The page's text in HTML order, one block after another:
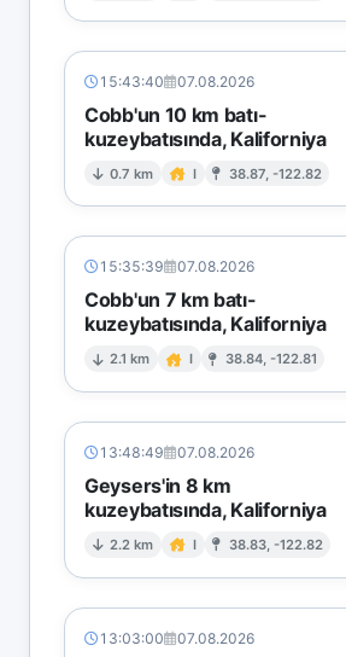
15:43:40 07.08.2026
Cobb'un 10 km batı-
kuzeybatısında, Kaliforniya
0.7 km I 38.87, -122.82
15:35:39 07.08.2026
Cobb'un 7 km batı-
kuzeybatısında, Kaliforniya
2.1 km I 38.84, -122.81
13:48:49 07.08.2026
Geysers'in 8 km
kuzeybatısında, Kaliforniya
2.2 km I 38.83, -122.82
13:03:00 07.08.2026